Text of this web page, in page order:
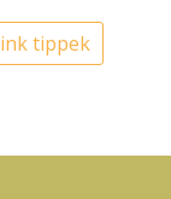
tippek